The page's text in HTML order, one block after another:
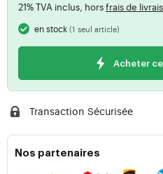
21% TVA inclus, horsfrais de
en stock(1 seul article)
Acheter
Transaction Sécurisée
Nos partenaires